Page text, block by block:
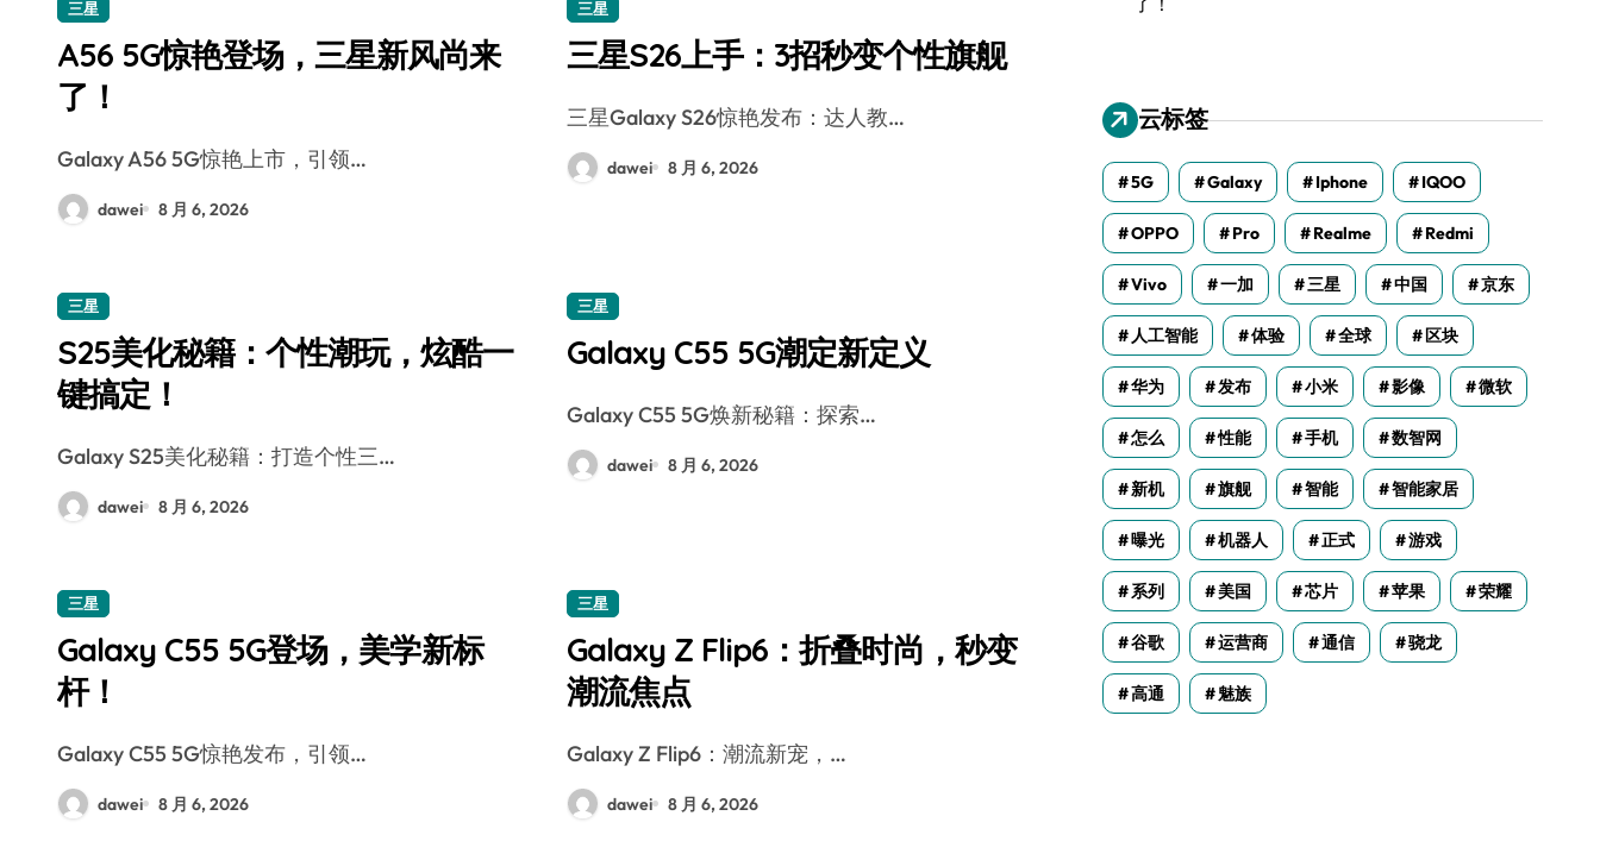
三星
A56 5G惊艳登场，三星新风尚来
了！
Galaxy A56 5G惊艳上市，引领…
dawei 8 月 6, 2026
三星
三星S26上手：3招秒变个性旗舰
三星Galaxy S26惊艳发布：达人教…
dawei 8 月 6, 2026
三星
S25美化秘籍：个性潮玩，炫酷一
键搞定！
Galaxy S25美化秘籍：打造个性三…
dawei 8 月 6, 2026
三星
Galaxy C55 5G潮定新定义
Galaxy C55 5G焕新秘籍：探索…
dawei 8 月 6, 2026
三星
Galaxy C55 5G登场，美学新标
杆！
Galaxy C55 5G惊艳发布，引领…
dawei 8 月 6, 2026
三星
Galaxy Z Flip6：折叠时尚，秒变
潮流焦点
Galaxy Z Flip6：潮流新宠，…
dawei 8 月 6, 2026
云标签
5G Galaxy Iphone IQOO
OPPO Pro Realme Redmi
Vivo 一加 三星 中国 京东
人工智能 体验 全球 区块
华为 发布 小米 影像 微软
怎么 性能 手机 数智网
新机 旗舰 智能 智能家居
曝光 机器人 正式 游戏
系列 美国 芯片 苹果 荣耀
谷歌 运营商 通信 骁龙
高通 魅族